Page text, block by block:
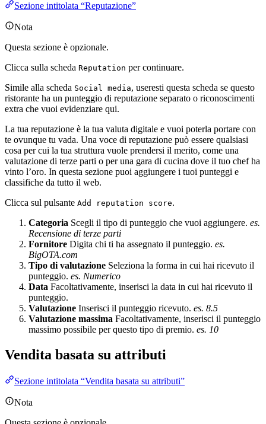
Sezione intitolata “Reputazione”
Nota
Questa sezione è opzionale.
Clicca sulla scheda Reputation per continuare.
Simile alla scheda Social media, useresti questa scheda se questo
ristorante ha un punteggio di reputazione separato o riconoscimenti
extra che vuoi evidenziare qui.
La tua reputazione è la tua valuta digitale e vuoi poterla portare con
te ovunque tu vada. Una voce di reputazione può essere qualsiasi
cosa per cui la tua struttura vuole prendersi il merito, come una
valutazione di terze parti o per una gara di cucina dove il tuo chef ha
vinto l’oro. In questa sezione puoi aggiungere i tuoi punteggi e
classifiche da tutto il web.
Clicca sul pulsante Add reputation score.
Categoria Scegli il tipo di punteggio che vuoi aggiungere. es.
Recensione di terze parti
Fornitore Digita chi ti ha assegnato il punteggio. es.
BigOTA.com
Tipo di valutazione Seleziona la forma in cui hai ricevuto il
punteggio. es. Numerico
Data Facoltativamente, inserisci la data in cui hai ricevuto il
punteggio.
Valutazione Inserisci il punteggio ricevuto. es. 8.5
Valutazione massima Facoltativamente, inserisci il punteggio
massimo possibile per questo tipo di premio. es. 10
Vendita basata su attributi
Sezione intitolata “Vendita basata su attributi”
Nota